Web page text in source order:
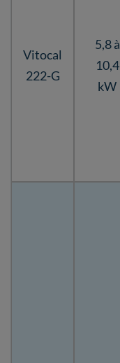
Vitocal
222-G
5,8 à
10,4
kW